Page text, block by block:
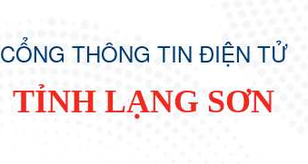
CỔNG THÔNG TIN ĐIỆN TỬ
TỈNH LẠNG SƠN